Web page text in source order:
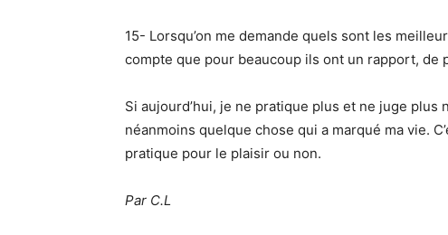
15- Lorsqu’on me demande quels sont les
compte que pour beaucoup ils ont un rapport, de
Si aujourd’hui, je ne pratique plus et ne juge
néanmoins quelque chose qui a marqué ma vie.
pratique pour le plaisir ou non.
Par C.L